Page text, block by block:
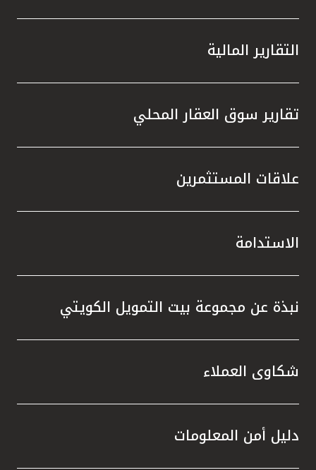
التقارير المالية
تقارير سوق العقار المحلي
علاقات المستثمرين
الاستدامة
نبذة عن مجموعة بيت التمويل الكويتي
شكاوى العملاء
دليل أمن المعلومات